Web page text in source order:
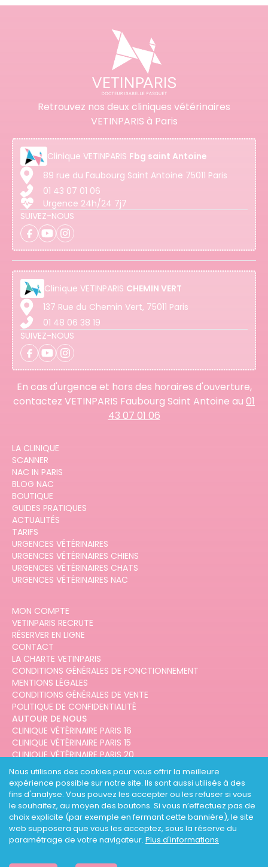
Nous utilisons des cookies pour vous offrir la meilleure
expérience possible sur notre site. Ils sont aussi utilisés à des
fins d'analyse. Vous pouvez les accepter ou les refuser si vous
le souhaitez, au moyen des boutons. Si vous n’effectuez pas de
choix explicite (par exemple en fermant cette bannière), le site
web supposera que vous les acceptez, sous la réserve du
paramétrage de votre navigateur. Plus d'informations
Retrouvez nos deux cliniques vétérinaires
VETINPARIS à Paris
Clinique VETINPARIS Fbg saint Antoine
89 rue du Faubourg Saint Antoine 75011 Paris
01 43 07 01 06
Urgence 24h/24 7j7
SUIVEZ-NOUS
Clinique VETINPARIS CHEMIN VERT
137 Rue du Chemin Vert, 75011 Paris
01 48 06 38 19
SUIVEZ-NOUS
En cas d'urgence et hors des horaires d'ouverture,
contactez VETINPARIS Faubourg Saint Antoine au 01
43 07 01 06
LA CLINIQUE
SCANNER
NAC IN PARIS
BLOG NAC
BOUTIQUE
GUIDES PRATIQUES
ACTUALITÉS
TARIFS
URGENCES VÉTÉRINAIRES
URGENCES VÉTÉRINAIRES CHIENS
URGENCES VÉTÉRINAIRES CHATS
URGENCES VÉTÉRINAIRES NAC
MON COMPTE
VETINPARIS RECRUTE
RÉSERVER EN LIGNE
CONTACT
LA CHARTE VETINPARIS
CONDITIONS GÉNÉRALES DE FONCTIONNEMENT
MENTIONS LÉGALES
CONDITIONS GÉNÉRALES DE VENTE
POLITIQUE DE CONFIDENTIALITÉ
AUTOUR DE NOUS
CLINIQUE VÉTÉRINAIRE PARIS 16
CLINIQUE VÉTÉRINAIRE PARIS 15
CLINIQUE VÉTÉRINAIRE PARIS 20
CLINIQUE VÉTÉRINAIRE PARIS 12
CLINIQUE VÉTÉRINAIRE PARIS 10
CLINIQUE VÉTÉRINAIRE PARIS 3